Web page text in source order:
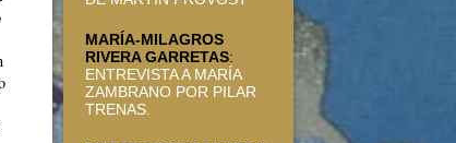
MARÍA-MILAGROS
RIVERA GARRETAS:
ENTREVISTA A MARÍA
ZAMBRANO POR PILAR
TRENAS.